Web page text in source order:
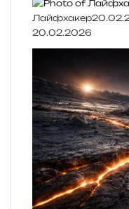
Лайфхакер
20.02.2026